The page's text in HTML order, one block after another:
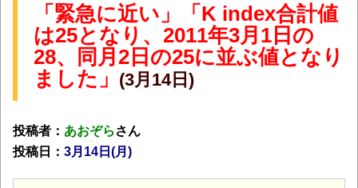
「緊急に近い」「K index合計値
は25となり、2011年3月1日の
28、同月2日の25に並ぶ値となり
ました」 (3月14日)
投稿者： あおぞら さん
投稿日： 3月14日(月 )